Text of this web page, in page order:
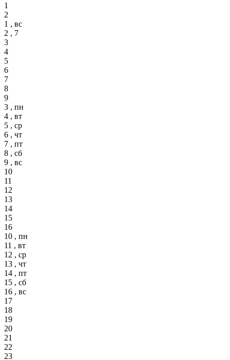
1
2
1 , вс
2 , 7
3
4
5
6
7
8
9
3 , пн
4 , вт
5 , ср
6 , чт
7 , пт
8 , сб
9 , вс
10
11
12
13
14
15
16
10 , пн
11 , вт
12 , ср
13 , чт
14 , пт
15 , сб
16 , вс
17
18
19
20
21
22
23